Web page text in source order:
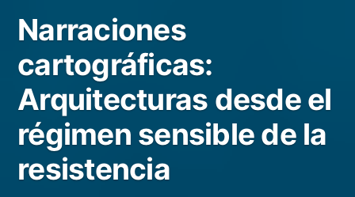
Narraciones
cartográficas:
Arquitecturas desde el
régimen sensible de la
resistencia